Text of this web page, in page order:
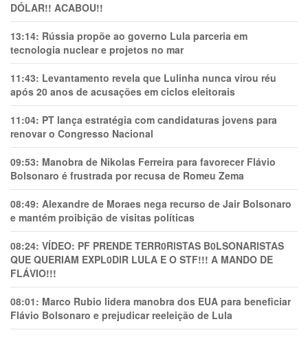
DÓLAR!! ACABOU!!
13:14: Rússia propõe ao governo Lula parceria em
tecnologia nuclear e projetos no mar
11:43: Levantamento revela que Lulinha nunca virou réu
após 20 anos de acusações em ciclos eleitorais
11:04: PT lança estratégia com candidaturas jovens para
renovar o Congresso Nacional
09:53: Manobra de Nikolas Ferreira para favorecer Flávio
Bolsonaro é frustrada por recusa de Romeu Zema
08:49: Alexandre de Moraes nega recurso de Jair Bolsonaro
e mantém proibição de visitas políticas
08:24: VÍDEO: PF PRENDE TERR0RlSTAS B0LSONARlSTAS
QUE QUERIAM EXPL0DlR LULA E O STF!!! A MANDO DE
FLÁVIO!!!
08:01: Marco Rubio lidera manobra dos EUA para beneficiar
Flávio Bolsonaro e prejudicar reeleição de Lula